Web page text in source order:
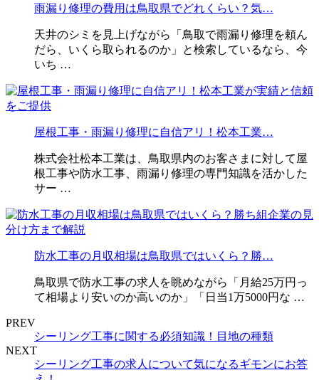
雨漏り修理の費用は鳥取県でどれくらい？気…
天井のシミを見上げながら「鳥取で雨漏り修理を頼ん
だら、いくら取られるのか」と検索しているなら、今
いち …
屋根工事・雨漏り修理に自信アリ！松本工業…
株式会社松本工業は、鳥取県内のお客さまに対して屋
根工事や防水工事、雨漏り修理の専門知識を活かした
サー …
防水工事の月収相場は鳥取県ではいくら？勝…
鳥取県で防水工事の求人を眺めながら「月給25万円っ
て相場より安いのか高いのか」「日当1万5000円な …
PREV
シーリング工事に関する必須知識！目地の種類
NEXT
シーリング工事の求人について気になるギモンにお答